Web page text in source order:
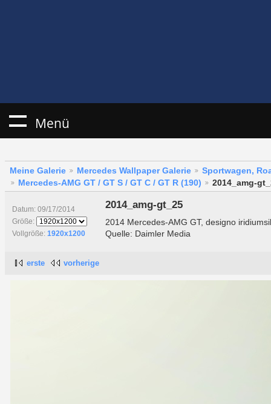
Menü
Meine Galerie Mercedes Wallpaper Galerie
Sportwagen,
Mercedes-AMG GT / GT S / GT C / GT R (190)
2014_amg-
Datum: 09/17/2014
Größe:
Vollgröße: 1920x1200
2014_amg-gt_25
2014 Mercedes-AMG GT, designo
Quelle: Daimler Media
erste vorherige